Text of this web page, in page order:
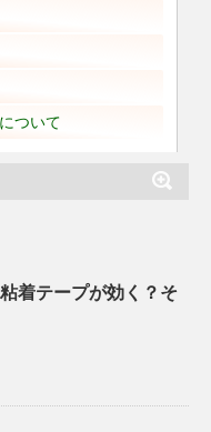
ついて
着テープが効く？そ